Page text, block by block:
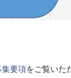
集要項をご覧いた